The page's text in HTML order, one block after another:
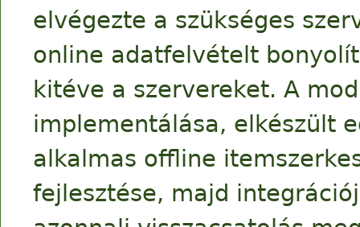
elvégezte a szükséges
online adatfelvételt
kitéve a szervereket. A
implementálása, elkészült
alkalmas offline
fejlesztése, majd